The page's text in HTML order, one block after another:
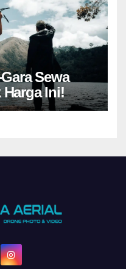
Sewa
Harga Ini!